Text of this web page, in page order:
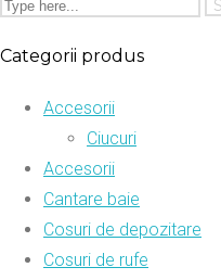
Categorii produs
Accesorii
Ciucuri
Accesorii
Cantare baie
Cosuri de depozitare
Cosuri de rufe